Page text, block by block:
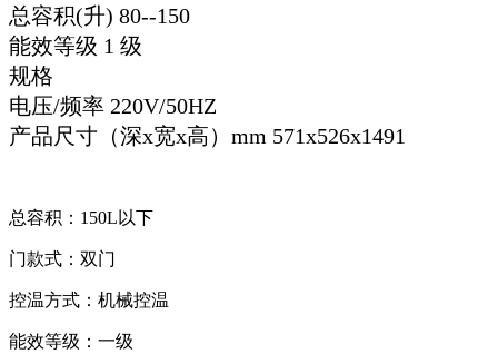
总容积(升) 80--150
能效等级 1 级
规格
电压/频率 220V/50HZ
产品尺寸（深x宽x高）mm 571x526x1491
总容积：150L以下
门款式：双门
控温方式：机械控温
能效等级：一级